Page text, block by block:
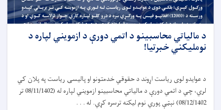
د مالياتي محاسبينو د اتمي دورې د ازمويني لپاره د
نومليکني خبرتیا!
د عوایدو لوی ریاست اړوند د حقوقي خدمتونو او پالیسۍ ریاست په پلان کي
لري، چي د اتمي دورې د مالیاتي محاسبینو ازمویني لپاره له (08/11/1402 تر
08/12/1402) نېټې پوري نوم لیکنه ترسره کړي. له . . .